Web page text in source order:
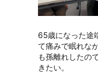
65歳になった途
て痛みで眠れな
も孫離れしたの
きたい。